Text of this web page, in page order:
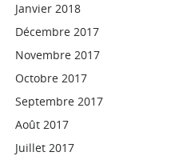
Janvier 2018
Décembre 2017
Novembre 2017
Octobre 2017
Septembre 2017
Août 2017
Juillet 2017